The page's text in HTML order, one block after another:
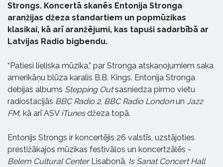
Strongs. Koncertā skanēs Entonija Stronga
aranžijas džeza standartiem un popmūzikas
klasikai, kā arī aranžējumi, kas tapuši sadarbībā ar
Latvijas Radio bigbendu.
“Patiesi lieliska mūzika,” par Stronga atskaņojumiem saka
amerikāņu blūza karalis B.B. Kings. Entonija Stronga
debijas albums Stepping Outsasniedza pirmo vietu
radiostacijās BBC Radio 2, BBC Radio Londonun Jazz
FM, kā arī ASV iTunesdžeza topā.
Entonijs Strongs ir koncertējis 26 valstīs, uzstājoties
prestižākajos mūzikas festivālos un koncertzālēs -
Belem Cultural CenterLisabonā, Is Sanat Concert Hall